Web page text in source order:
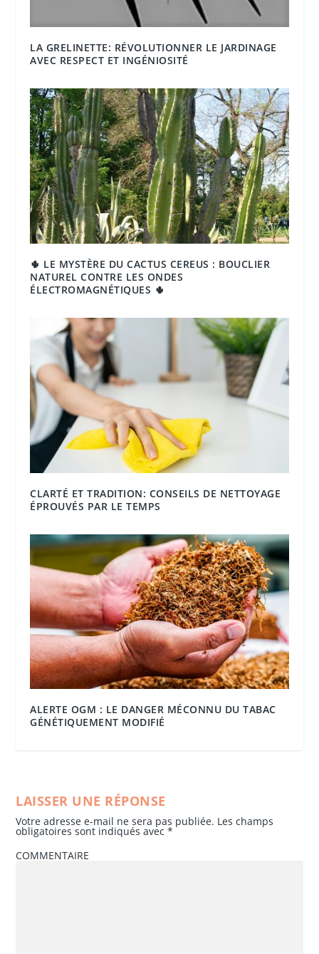
LA GRELINETTE: RÉVOLUTIONNER LE JARDINAGE
AVEC RESPECT ET INGÉNIOSITÉ
🌵 LE MYSTÈRE DU CACTUS CEREUS : BOUCLIER
NATUREL CONTRE LES ONDES
ÉLECTROMAGNÉTIQUES 🌵
CLARTÉ ET TRADITION: CONSEILS DE NETTOYAGE
ÉPROUVÉS PAR LE TEMPS
ALERTE OGM : LE DANGER MÉCONNU DU TABAC
GÉNÉTIQUEMENT MODIFIÉ
LAISSER UNE RÉPONSE
Votre adresse e-mail ne sera pas publiée. Les champs
obligatoires sont indiqués avec*
COMMENTAIRE